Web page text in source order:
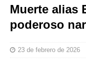
Muerte alias
poderoso
23 de febrero de 2026